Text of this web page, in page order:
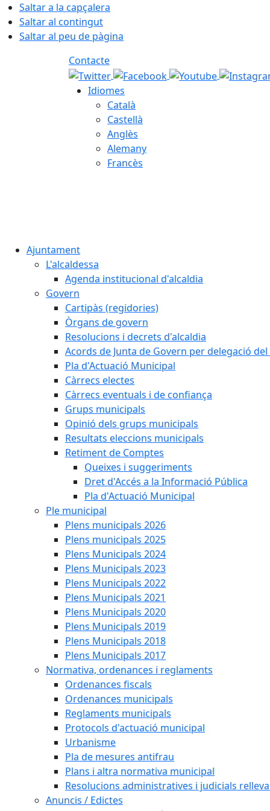
Saltar a la capçalera
Saltar al contingut
Saltar al peu de pàgina
Contacte
Idiomes
Català
Castellà
Anglès
Alemany
Francès
Ajuntament
L'alcaldessa
Agenda institucional d'alcaldia
Govern
Cartipàs (regidories)
Òrgans de govern
Resolucions i decrets d'alcaldia
Acords de Junta de Govern per delegació del
Pla d'Actuació Municipal
Càrrecs electes
Càrrecs eventuals i de confiança
Grups municipals
Opinió dels grups municipals
Resultats eleccions municipals
Retiment de Comptes
Queixes i suggeriments
Dret d'Accés a la Informació Pública
Pla d'Actuació Municipal
Ple municipal
Plens municipals 2026
Plens municipals 2025
Plens Municipals 2024
Plens Municipals 2023
Plens Municipals 2022
Plens Municipals 2021
Plens Municipals 2020
Plens Municipals 2019
Plens Municipals 2018
Plens Municipals 2017
Normativa, ordenances i reglaments
Ordenances fiscals
Ordenances municipals
Reglaments municipals
Protocols d'actuació municipal
Urbanisme
Pla de mesures antifrau
Plans i altra normativa municipal
Resolucions administratives i judicials
Anuncis / Edictes